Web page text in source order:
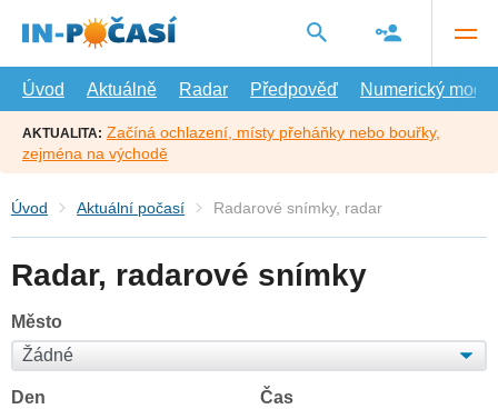
hlavní
Úvod
Aktuálně Radar Předpověď Numerický model
AKTUALITA: Začíná ochlazení, místy přeháňky nebo bouřky,
zejména na východě
Úvod Aktuální počasí Radarové snímky, radar
Radar, radarové snímky
Město
Den Čas